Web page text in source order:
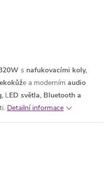
s nafukovacími koly,
e a moderním audio
LED světla, Bluetooth a
Detailní informace